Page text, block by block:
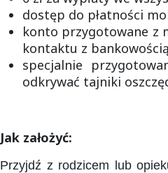
dostęp do płatności
konto przygotowane z
kontaktu z bankowością
specjalnie
odkrywać tajniki
Jak założyć:
Przyjdź z rodzicem lub